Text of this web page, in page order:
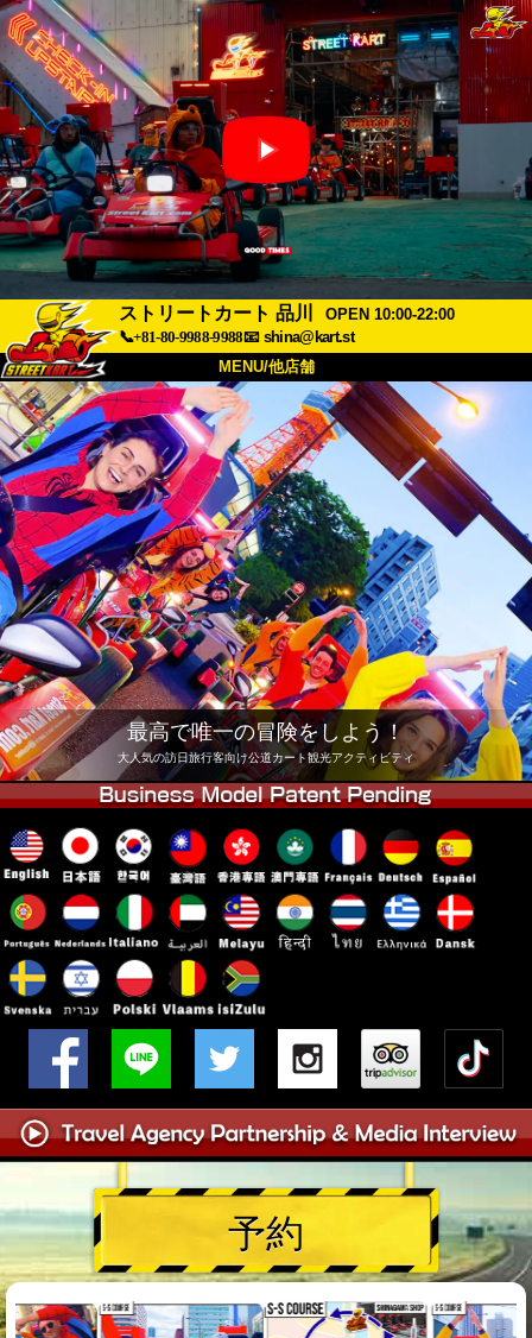
ストリートカート 品川
OPEN 10:00-22:00
📞+81-80-9988-9988📧 shina@kart.st
MENU/他店舗
トップ
概要 車両 価格
アクセス 評価 FAQ
会社 予約
他店舗
東京 品川 東京 秋葉原 #1
東京 秋葉原 #2 東京 渋谷
東京 渋谷アネックス 東京ベイ
東京 浅草 大阪
沖縄
最高で唯一の冒険をしよう！
大人気の訪日旅行客向け公道カート観光アクティビティ
予約